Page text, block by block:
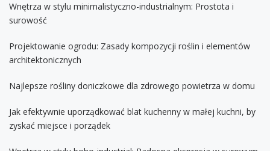
Wnętrza w stylu minimalistyczno-industrialnym: Prostota i
surowość
Projektowanie ogrodu: Zasady kompozycji roślin i elementów
architektonicznych
Najlepsze rośliny doniczkowe dla zdrowego powietrza w domu
Jak efektywnie uporządkować blat kuchenny w małej kuchni, by
zyskać miejsce i porządek